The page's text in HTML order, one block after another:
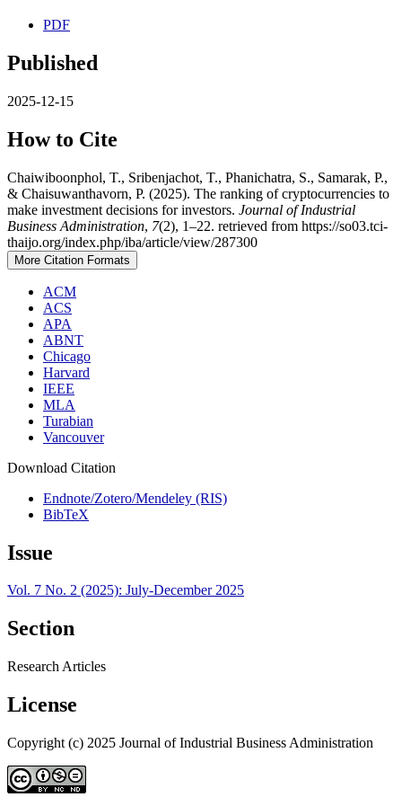
PDF
Published
2025-12-15
How to Cite
Chaiwiboonphol, T., Sribenjachot, T., Phanichatra, S., Samarak, P.,
& Chaisuwanthavorn, P. (2025). The ranking of cryptocurrencies to
make investment decisions for investors. Journal of Industrial
Business Administration, 7(2), 1–22. retrieved from https://so03.tci-
thaijo.org/index.php/iba/article/view/287300
More Citation Formats
ACM
ACS
APA
ABNT
Chicago
Harvard
IEEE
MLA
Turabian
Vancouver
Download Citation
Endnote/Zotero/Mendeley (RIS)
BibTeX
Issue
Vol. 7 No. 2 (2025): July-December 2025
Section
Research Articles
License
Copyright (c) 2025 Journal of Industrial Business Administration